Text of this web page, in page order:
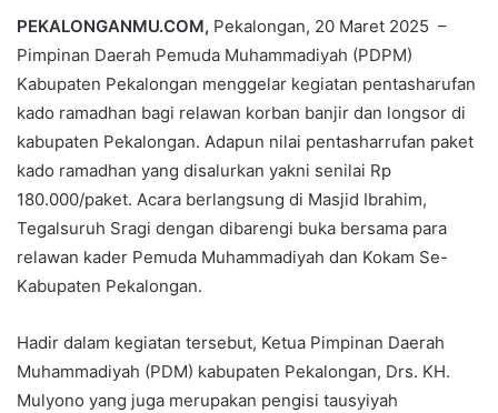
PEKALONGANMU.COM, Pekalongan, 20 Maret 2025 –
Pimpinan Daerah Pemuda Muhammadiyah (PDPM)
Kabupaten Pekalongan menggelar kegiatan pentasharufan
kado ramadhan bagi relawan korban banjir dan longsor di
kabupaten Pekalongan. Adapun nilai pentasharrufan paket
kado ramadhan yang disalurkan yakni senilai Rp
180.000/paket. Acara berlangsung di Masjid Ibrahim,
Tegalsuruh Sragi dengan dibarengi buka bersama para
relawan kader Pemuda Muhammadiyah dan Kokam Se-
Kabupaten Pekalongan.
Hadir dalam kegiatan tersebut, Ketua Pimpinan Daerah
Muhammadiyah (PDM) kabupaten Pekalongan, Drs. KH.
Mulyono yang juga merupakan pengisi tausyiyah